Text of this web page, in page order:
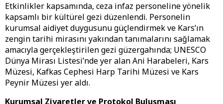
​Etkinlikler kapsamında, ceza infaz personeline yönelik
kapsamlı bir kültürel gezi düzenlendi. Personelin
kurumsal aidiyet duygusunu güçlendirmek ve Kars’ın
zengin tarihi mirasını yakından tanımalarını sağlamak
amacıyla gerçekleştirilen gezi güzergahında; UNESCO
Dünya Mirası Listesi’nde yer alan Ani Harabeleri, Kars
Müzesi, Kafkas Cephesi Harp Tarihi Müzesi ve Kars
Peynir Müzesi yer aldı.
Kurumsal Ziyaretler ve Protokol Buluşması